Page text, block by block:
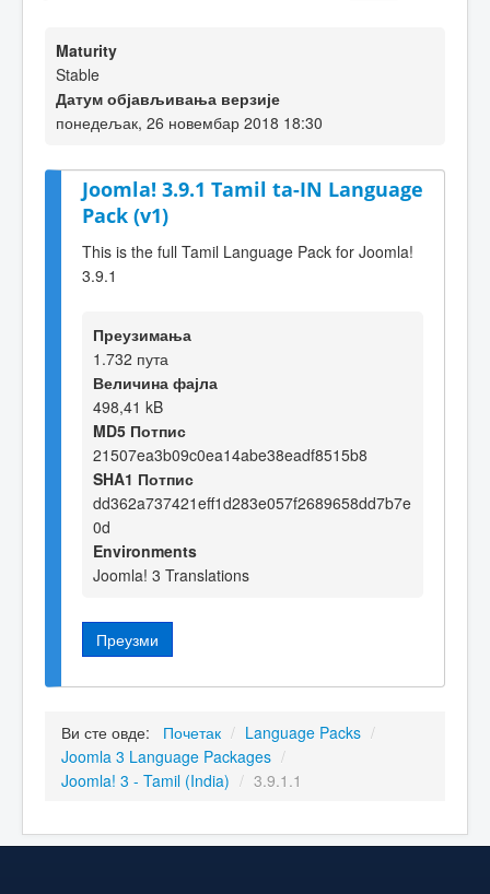
Maturity
Stable
Датум објављивања верзије
понедељак, 26 новембар 2018 18:30
Joomla! 3.9.1 Tamil ta-IN Language
Pack (v1)
This is the full Tamil Language Pack for Joomla!
3.9.1
Преузимања
1.732 пута
Величина фајла
498,41 kB
MD5 Потпис
21507ea3b09c0ea14abe38eadf8515b8
SHA1 Потпис
dd362a737421eff1d283e057f2689658dd7b7e
0d
Environments
Joomla! 3 Translations
Преузми
Ви сте овде: Почетак / Language Packs /
Joomla 3 Language Packages /
Joomla! 3 - Tamil (India) / 3.9.1.1